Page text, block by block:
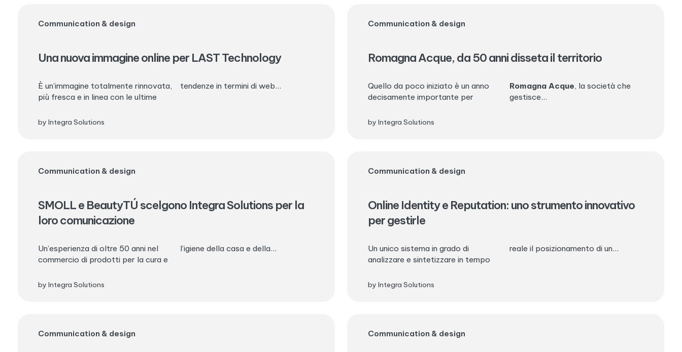
Communication & design
Una nuova immagine online per LAST Technology
È un’immagine totalmente rinnovata,
più fresca e in linea con le ultime
tendenze in termini di web...
by Integra Solutions
Communication & design
Romagna Acque, da 50 anni disseta il territorio
Quello da poco iniziato è un anno
decisamente importante per
Romagna Acque, la società che
gestisce...
by Integra Solutions
Communication & design
SMOLL e BeautyTÚ scelgono Integra Solutions per la
loro comunicazione
Un’esperienza di oltre 50 anni nel
commercio di prodotti per la cura e
l’igiene della casa e della...
by Integra Solutions
Communication & design
Online Identity e Reputation: uno strumento innovativo
per gestirle
Un unico sistema in grado di
analizzare e sintetizzare in tempo
reale il posizionamento di un...
by Integra Solutions
Communication & design Communication & design